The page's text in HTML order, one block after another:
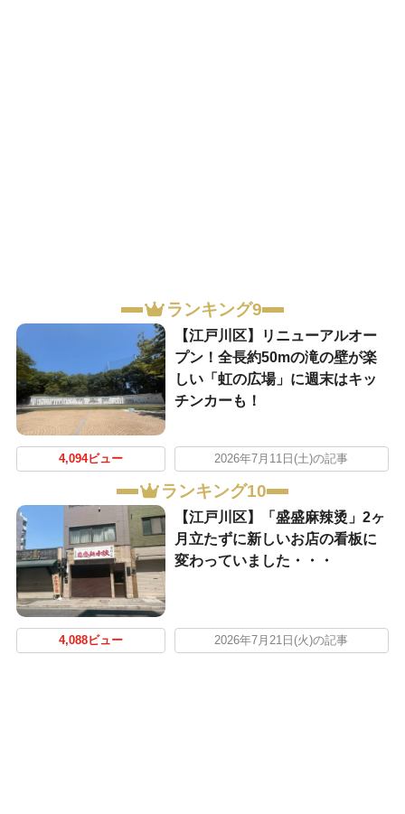
ランキング9
【江戸川区】リニューアルオー
プン！全長約50mの滝の壁が楽
しい「虹の広場」に週末はキッ
チンカーも！
4,094ビュー 2026年7月11日(土)の記事
ランキング10
【江戸川区】「盛盛麻辣烫」2ヶ
月立たずに新しいお店の看板に
変わっていました・・・
4,088ビュー 2026年7月21日(火)の記事